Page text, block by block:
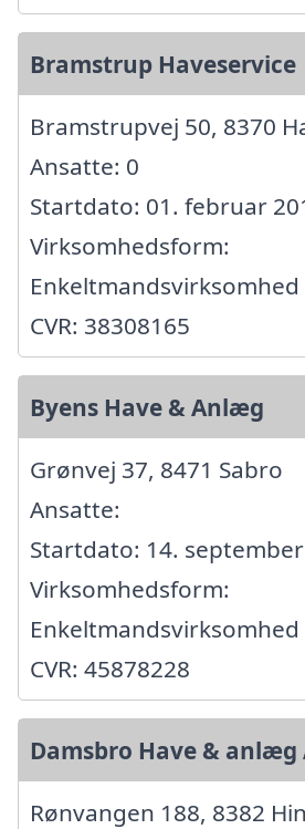
Bramstrup Haveservice
Bramstrupvej 50, 8370
Ansatte: 0
Startdato: 01. februar
Virksomhedsform:
Enkeltmandsvirksomhed
CVR: 38308165
Byens Have & Anlæg
Grønvej 37, 8471 Sabro
Ansatte:
Startdato: 14.
Virksomhedsform:
Enkeltmandsvirksomhed
CVR: 45878228
Damsbro Have & anlæg
Rønvangen 188, 8382